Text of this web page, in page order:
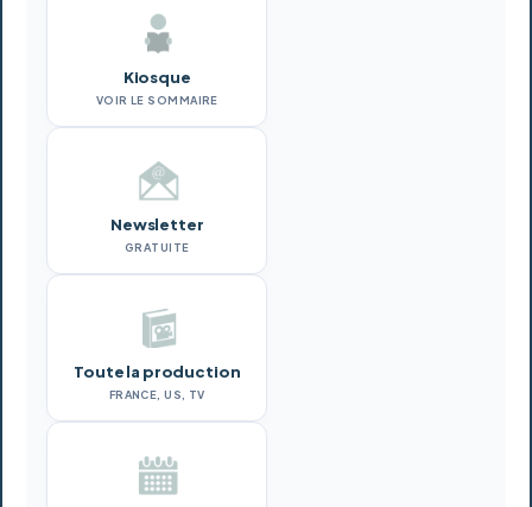
Kiosque
VOIR LE SOMMAIRE
Newsletter
GRATUITE
Toute la production
FRANCE, US, TV